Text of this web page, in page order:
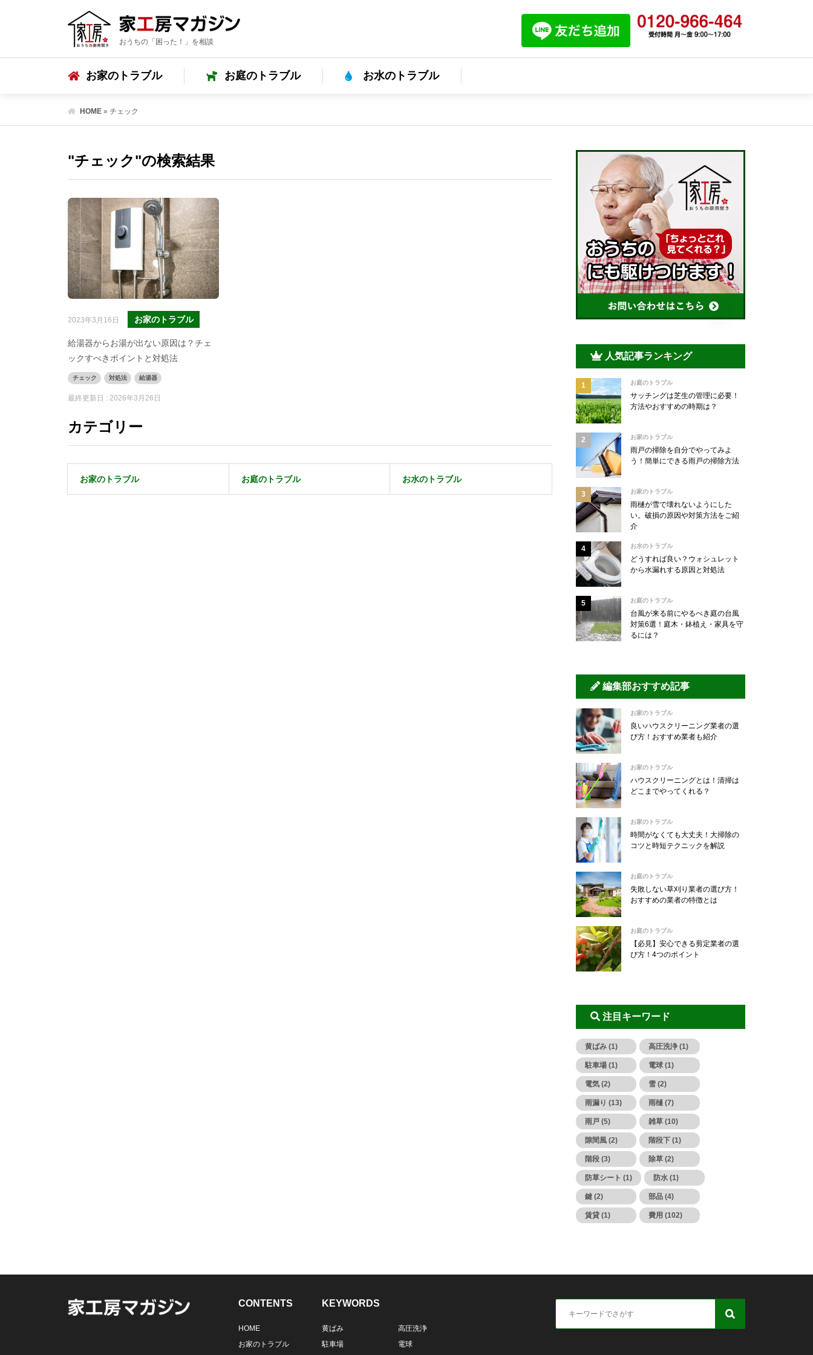
おうちの「困った！」を相談
お家のトラブル お庭のトラブル お水のトラブル
HOME » チェック
"チェック"の検索結果
2023年3月16日 お家のトラブル
給湯器からお湯が出ない原因は？チェ
ックすべきポイントと対処法
チェック 対処法 給湯器
最終更新日 : 2026年3月26日
カテゴリー
お家のトラブル お庭のトラブル お水のトラブル
人気記事ランキング
お庭のトラブル
サッチングは芝生の管理に必要！
方法やおすすめの時期は？
お家のトラブル
雨戸の掃除を自分でやってみよ
う！簡単にできる雨戸の掃除方法
お家のトラブル
雨樋が雪で壊れないようにした
い。破損の原因や対策方法をご紹
介
お水のトラブル
どうすれば良い？ウォシュレット
から水漏れする原因と対処法
お庭のトラブル
台風が来る前にやるべき庭の台風
対策6選！庭木・鉢植え・家具を守
るには？
編集部おすすめ記事
お家のトラブル
良いハウスクリーニング業者の選
び方！おすすめ業者も紹介
お家のトラブル
ハウスクリーニングとは！清掃は
どこまでやってくれる？
お家のトラブル
時間がなくても大丈夫！大掃除の
コツと時短テクニックを解説
お庭のトラブル
失敗しない草刈り業者の選び方！
おすすめの業者の特徴とは
お庭のトラブル
【必見】安心できる剪定業者の選
び方！4つのポイント
注目キーワード
黄ばみ (1) 高圧洗浄 (1)
駐車場 (1) 電球 (1)
電気 (2) 雪 (2)
雨漏り (13) 雨樋 (7)
雨戸 (5) 雑草 (10)
隙間風 (2) 階段下 (1)
階段 (3) 除草 (2)
防草シート (1) 防水 (1)
鍵 (2) 部品 (4)
賃貸 (1) 費用 (102)
CONTENTS
HOME
お家のトラブル
KEYWORDS
黄ばみ
高圧洗浄
駐車場
電球